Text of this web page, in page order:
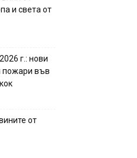
и света от
г.: нови
пожари във
от